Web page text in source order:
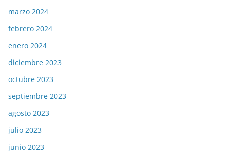
marzo 2024
febrero 2024
enero 2024
diciembre 2023
octubre 2023
septiembre 2023
agosto 2023
julio 2023
junio 2023